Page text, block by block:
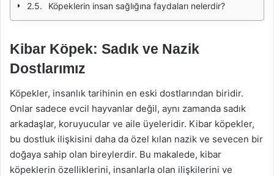
Köpeklerin insan sağlığına faydaları nelerdir?
Kibar Köpek: Sadık ve Nazik
Dostlarımız
Köpekler, insanlık tarihinin en eski dostlarından biridir.
Onlar sadece evcil hayvanlar değil, aynı zamanda sadık
arkadaşlar, koruyucular ve aile üyeleridir. Kibar köpekler,
bu dostluk ilişkisini daha da özel kılan nazik ve sevecen bir
doğaya sahip olan bireylerdir. Bu makalede, kibar
köpeklerin özelliklerini, insanlarla olan ilişkilerini ve